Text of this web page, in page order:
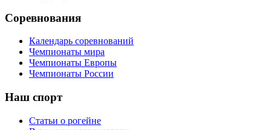
Соревнования
Календарь соревнований
Чемпионаты мира
Чемпионаты Европы
Чемпионаты России
Наш спорт
Статьи о рогейне